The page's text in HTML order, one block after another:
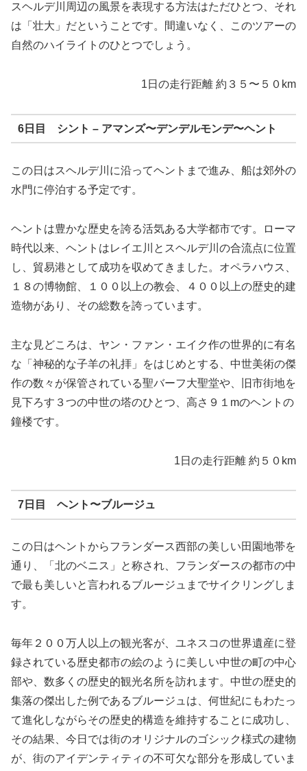
スヘルデ川周辺の風景を表現する方法はただひとつ、それ
は「壮大」だということです。間違いなく、このツアーの
自然のハイライトのひとつでしょう。
1日の走行距離 約３５〜５０km
6日目 シント – アマンズ〜デンデルモンデ〜ヘント
この日はスヘルデ川に沿ってヘント まで進み、船は郊外の
水門に停泊する予定です。
ヘント は豊かな歴史を誇る活気ある大学都市です。ローマ
時代以来、ヘント はレイエ 川とスヘルデ川の合流点に位置
し、貿易港として成功を収めてきました。オペラハウス、
１８の博物館、１００以上の教会、４００以上の歴史的建
造物があり、その総数を誇っています。
主な見どころは、ヤン・ファン・エイク作の世界的に有名
な「神秘的な子羊の礼拝」をはじめとする、中世美術の傑
作の数々が保管されている聖バーフ大聖堂や、旧市街地を
見下ろす３つの中世の塔のひとつ、高さ９１mのヘント の
鐘楼です。
1日の走行距離 約５０km
7日目 ヘント 〜ブルージュ
この日はヘント からフランダース西部の美しい田園地帯を
通り、「北のベニス」と称され、フランダースの都市の中
で最も美しいと言われるブルージュ までサイクリングしま
す。
毎年２００万人以上の観光客が、ユネスコの世界遺産に登
録されている歴史都市の絵のように美しい中世の町の中心
部や、数多くの歴史的観光名所を訪れます。中世の歴史的
集落の傑出した例であるブルージュ は、何世紀にもわたっ
て進化しながらその歴史的構造を維持することに成功し、
その結果、今日では街のオリジナルのゴシック様式の建物
が、街のアイデンティティの不可欠な部分を形成していま